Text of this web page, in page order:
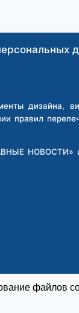
дизайна,
правил
НОВОСТИ»
файлов